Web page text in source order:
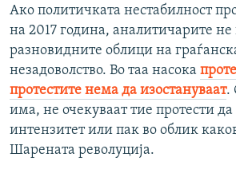
Ако политичката нестабилност
на 2017 година, аналитичарите не
разновидните облици на
незадоволство. Во таа насока
протестите нема да изостануваат.
има, не очекуваат тие протести
интензитет или пак во облик
Шарената револуција.